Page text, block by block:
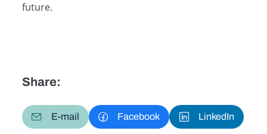
future.
Share:
E-mail Facebook LinkedIn